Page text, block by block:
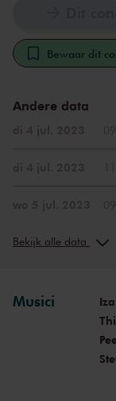
Bewaar dit
Andere data
Bekijk alle data
Musici